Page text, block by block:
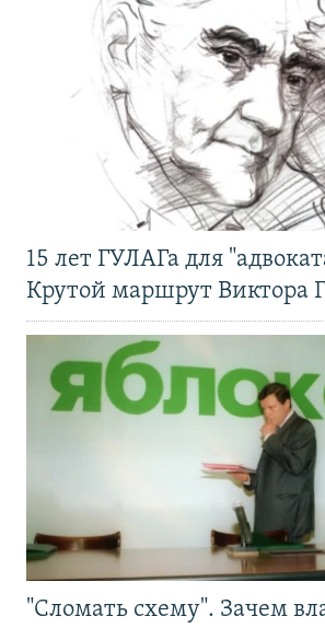
15 лет ГУЛАГа для
Крутой маршрут Виктора
"Сломать схему". Зачем